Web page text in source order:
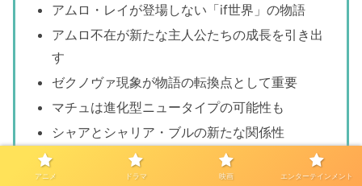
アムロ・レイが登場しない「if世界」の物語
アムロ不在が新たな主人公たちの成長を引き出
す
ゼクノヴァ現象が物語の転換点として重要
マチュは進化型ニュータイプの可能性も
シャアとシャリア・ブルの新たな関係性
アムロの存在は描かれずとも物語に影響を与え
る
アニメ ドラマ 映画 エンターテインメント